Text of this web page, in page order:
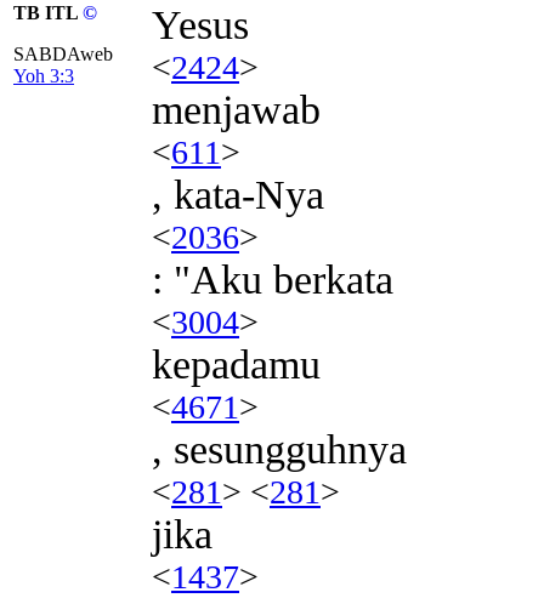
TB ITL ©
SABDAweb
Yoh 3:3
Yesus
<2424>
menjawab
<611>
, kata-Nya
<2036>
: "Aku berkata
<3004>
kepadamu
<4671>
, sesungguhnya
<281> <281>
jika
<1437>